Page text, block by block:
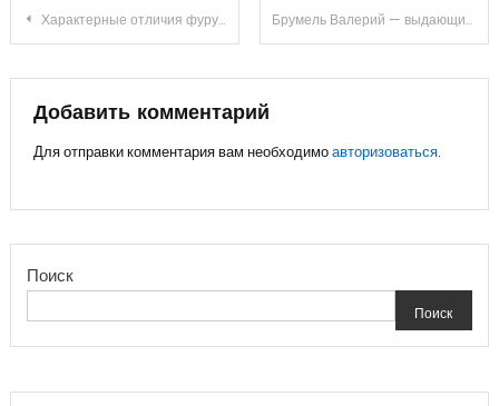
Навигация
по
записям
Характерные отличия фурункула от других заболеваний Брумель Валерий — выдающийся российский спортсмен и олимпийский чемпион — биография, достижения и краткая информация
Добавить комментарий
Для отправки комментария вам необходимоавторизоваться.
Поиск
Поиск